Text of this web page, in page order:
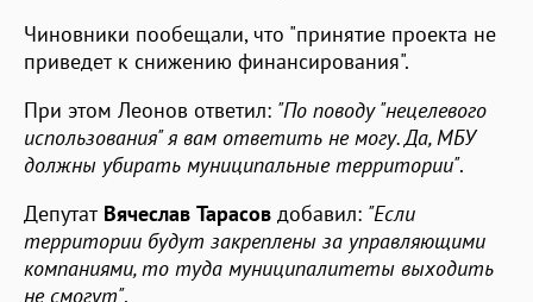
Чиновники пообещали, что "принятие проекта не
приведет к снижению финансирования".
При этом Леонов ответил: "По поводу "нецелевого
использования" я вам ответить не могу. Да, МБУ
должны убирать муниципальные территории".
Депутат Вячеслав Тарасов добавил: "Если
территории будут закреплены за управляющими
компаниями, то туда муниципалитеты выходить
не смогут".